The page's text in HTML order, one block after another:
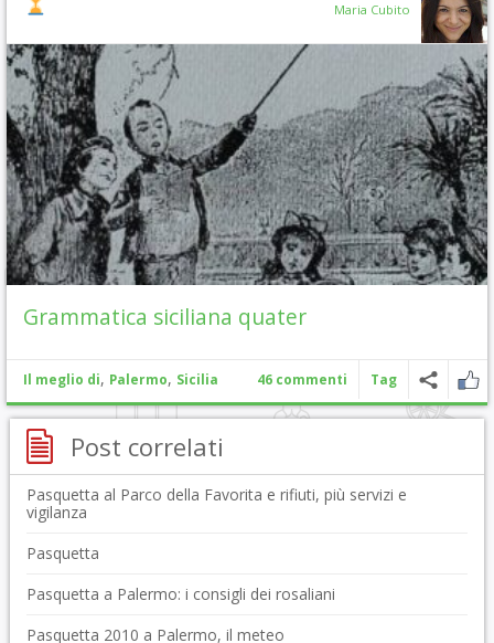
Maria Cubito
Grammatica siciliana quater
Il meglio di, Palermo, Sicilia 46 commenti Tag
Post correlati
Pasquetta al Parco della Favorita e rifiuti, più servizi e
vigilanza
Pasquetta
Pasquetta a Palermo: i consigli dei rosaliani
Pasquetta 2010 a Palermo, il meteo